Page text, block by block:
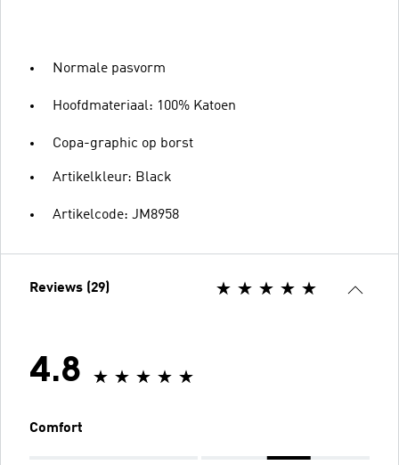
Normale pasvorm
Hoofdmateriaal: 100% Katoen
Copa-graphic op borst
Artikelkleur: Black
Artikelcode: JM8958
Reviews (29)
4.8
Comfort